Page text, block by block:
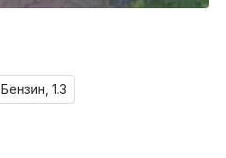
Бензин, 1.3